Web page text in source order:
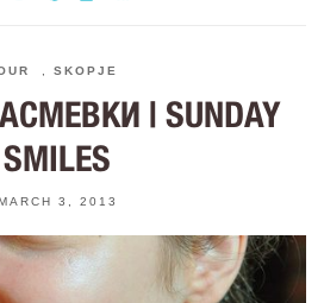
SKOPJE
| SUNDAY
SMILES
3, 2013